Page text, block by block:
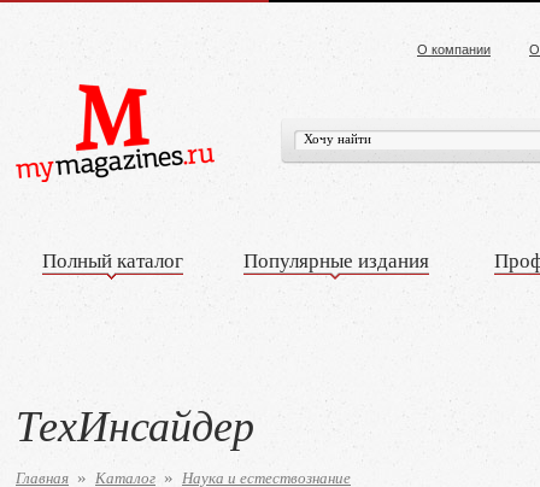
О компании
Полный каталог Популярные издания
ТехИнсайдер
Главная » Каталог » Наука и естествознание